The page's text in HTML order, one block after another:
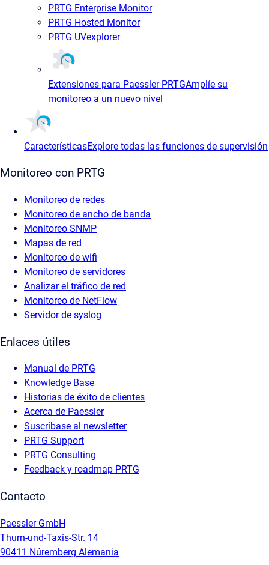
PRTG Enterprise Monitor
PRTG Hosted Monitor
PRTG UVexplorer
Extensiones para Paessler PRTGAmplíe su
monitoreo a un nuevo nivel
CaracterísticasExplore todas las funciones de supervisión
Monitoreo con PRTG
Monitoreo de redes
Monitoreo de ancho de banda
Monitoreo SNMP
Mapas de red
Monitoreo de wifi
Monitoreo de servidores
Analizar el tráfico de red
Monitoreo de NetFlow
Servidor de syslog
Enlaces útiles
Manual de PRTG
Knowledge Base
Historias de éxito de clientes
Acerca de Paessler
Suscríbase al newsletter
PRTG Support
PRTG Consulting
Feedback y roadmap PRTG
Contacto
Paessler GmbH
Thurn-und-Taxis-Str. 14
90411 Núremberg Alemania